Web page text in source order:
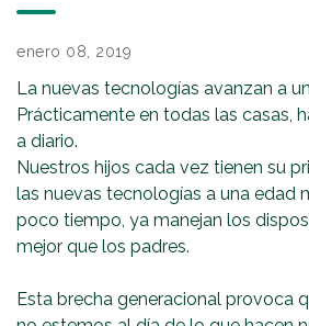
enero 08, 2019
La nuevas tecnologías avanzan a
Prácticamente en todas las casas,
a diario.
Nuestros hijos cada vez tienen su
las nuevas tecnologías a una edad
poco tiempo, ya manejan los
mejor que los padres.
Esta brecha generacional provoca